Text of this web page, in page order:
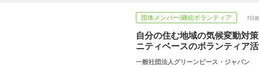
団体メンバー/継続ボランティア 7日前
自分の住む地域の気候変動対
ニティベースのボランティア
一般社団法人グリーンピース・ジャパン